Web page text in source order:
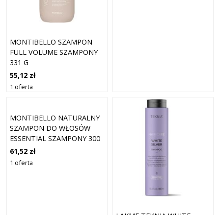
MONTIBELLO SZAMPON
FULL VOLUME SZAMPONY
331 G
55,12 zł
1 oferta
MONTIBELLO NATURALNY
SZAMPON DO WŁOSÓW
ESSENTIAL SZAMPONY 300
ML
61,52 zł
1 oferta